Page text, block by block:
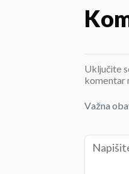
Uključite
komentar
Važna